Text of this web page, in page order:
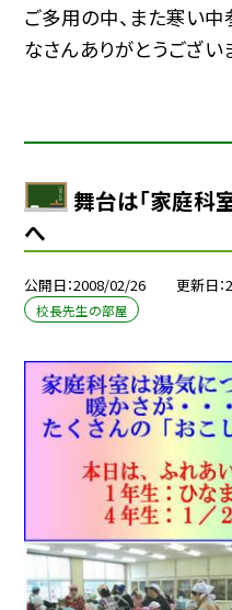
ご多用の中、また寒い
なさんありがとうござい
舞台は「家庭科
へ
公開日 2008/02/26 更新日
校長先生の部屋